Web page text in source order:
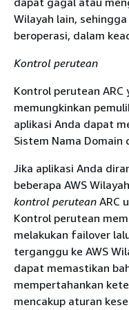
Wilayah lain,
beroperasi, dalam
Kontrol perutean
Kontrol perutean
memungkinkan
aplikasi Anda dapat
Sistem Nama Domain
Jika aplikasi Anda
beberapa AWS
kontrol perutean ARC
Kontrol perutean
melakukan failover
terganggu ke AWS
dapat memastikan
mempertahankan
mencakup aturan